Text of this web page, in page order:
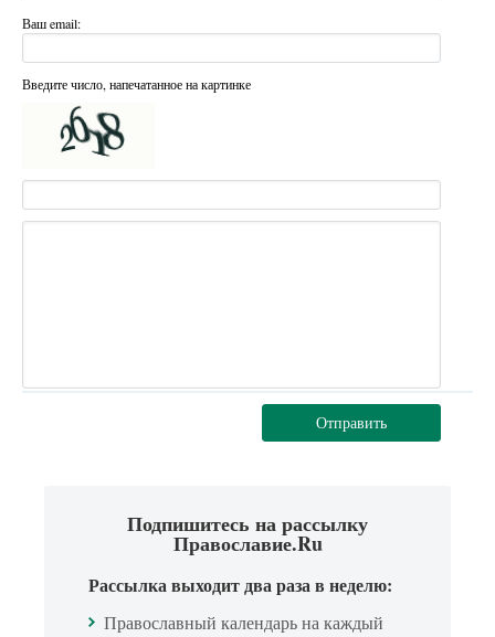
Ваш email:
Введите число, напечатанное на картинке
Отправить
Подпишитесь на рассылку
Православие.Ru
Рассылка выходит два раза в неделю:
Православный календарь на каждый